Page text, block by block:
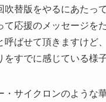
吹替版をやるにあたっ
応援のメッセージを
ばせて頂きますけ
すでに感じている様子
サイクロンのような